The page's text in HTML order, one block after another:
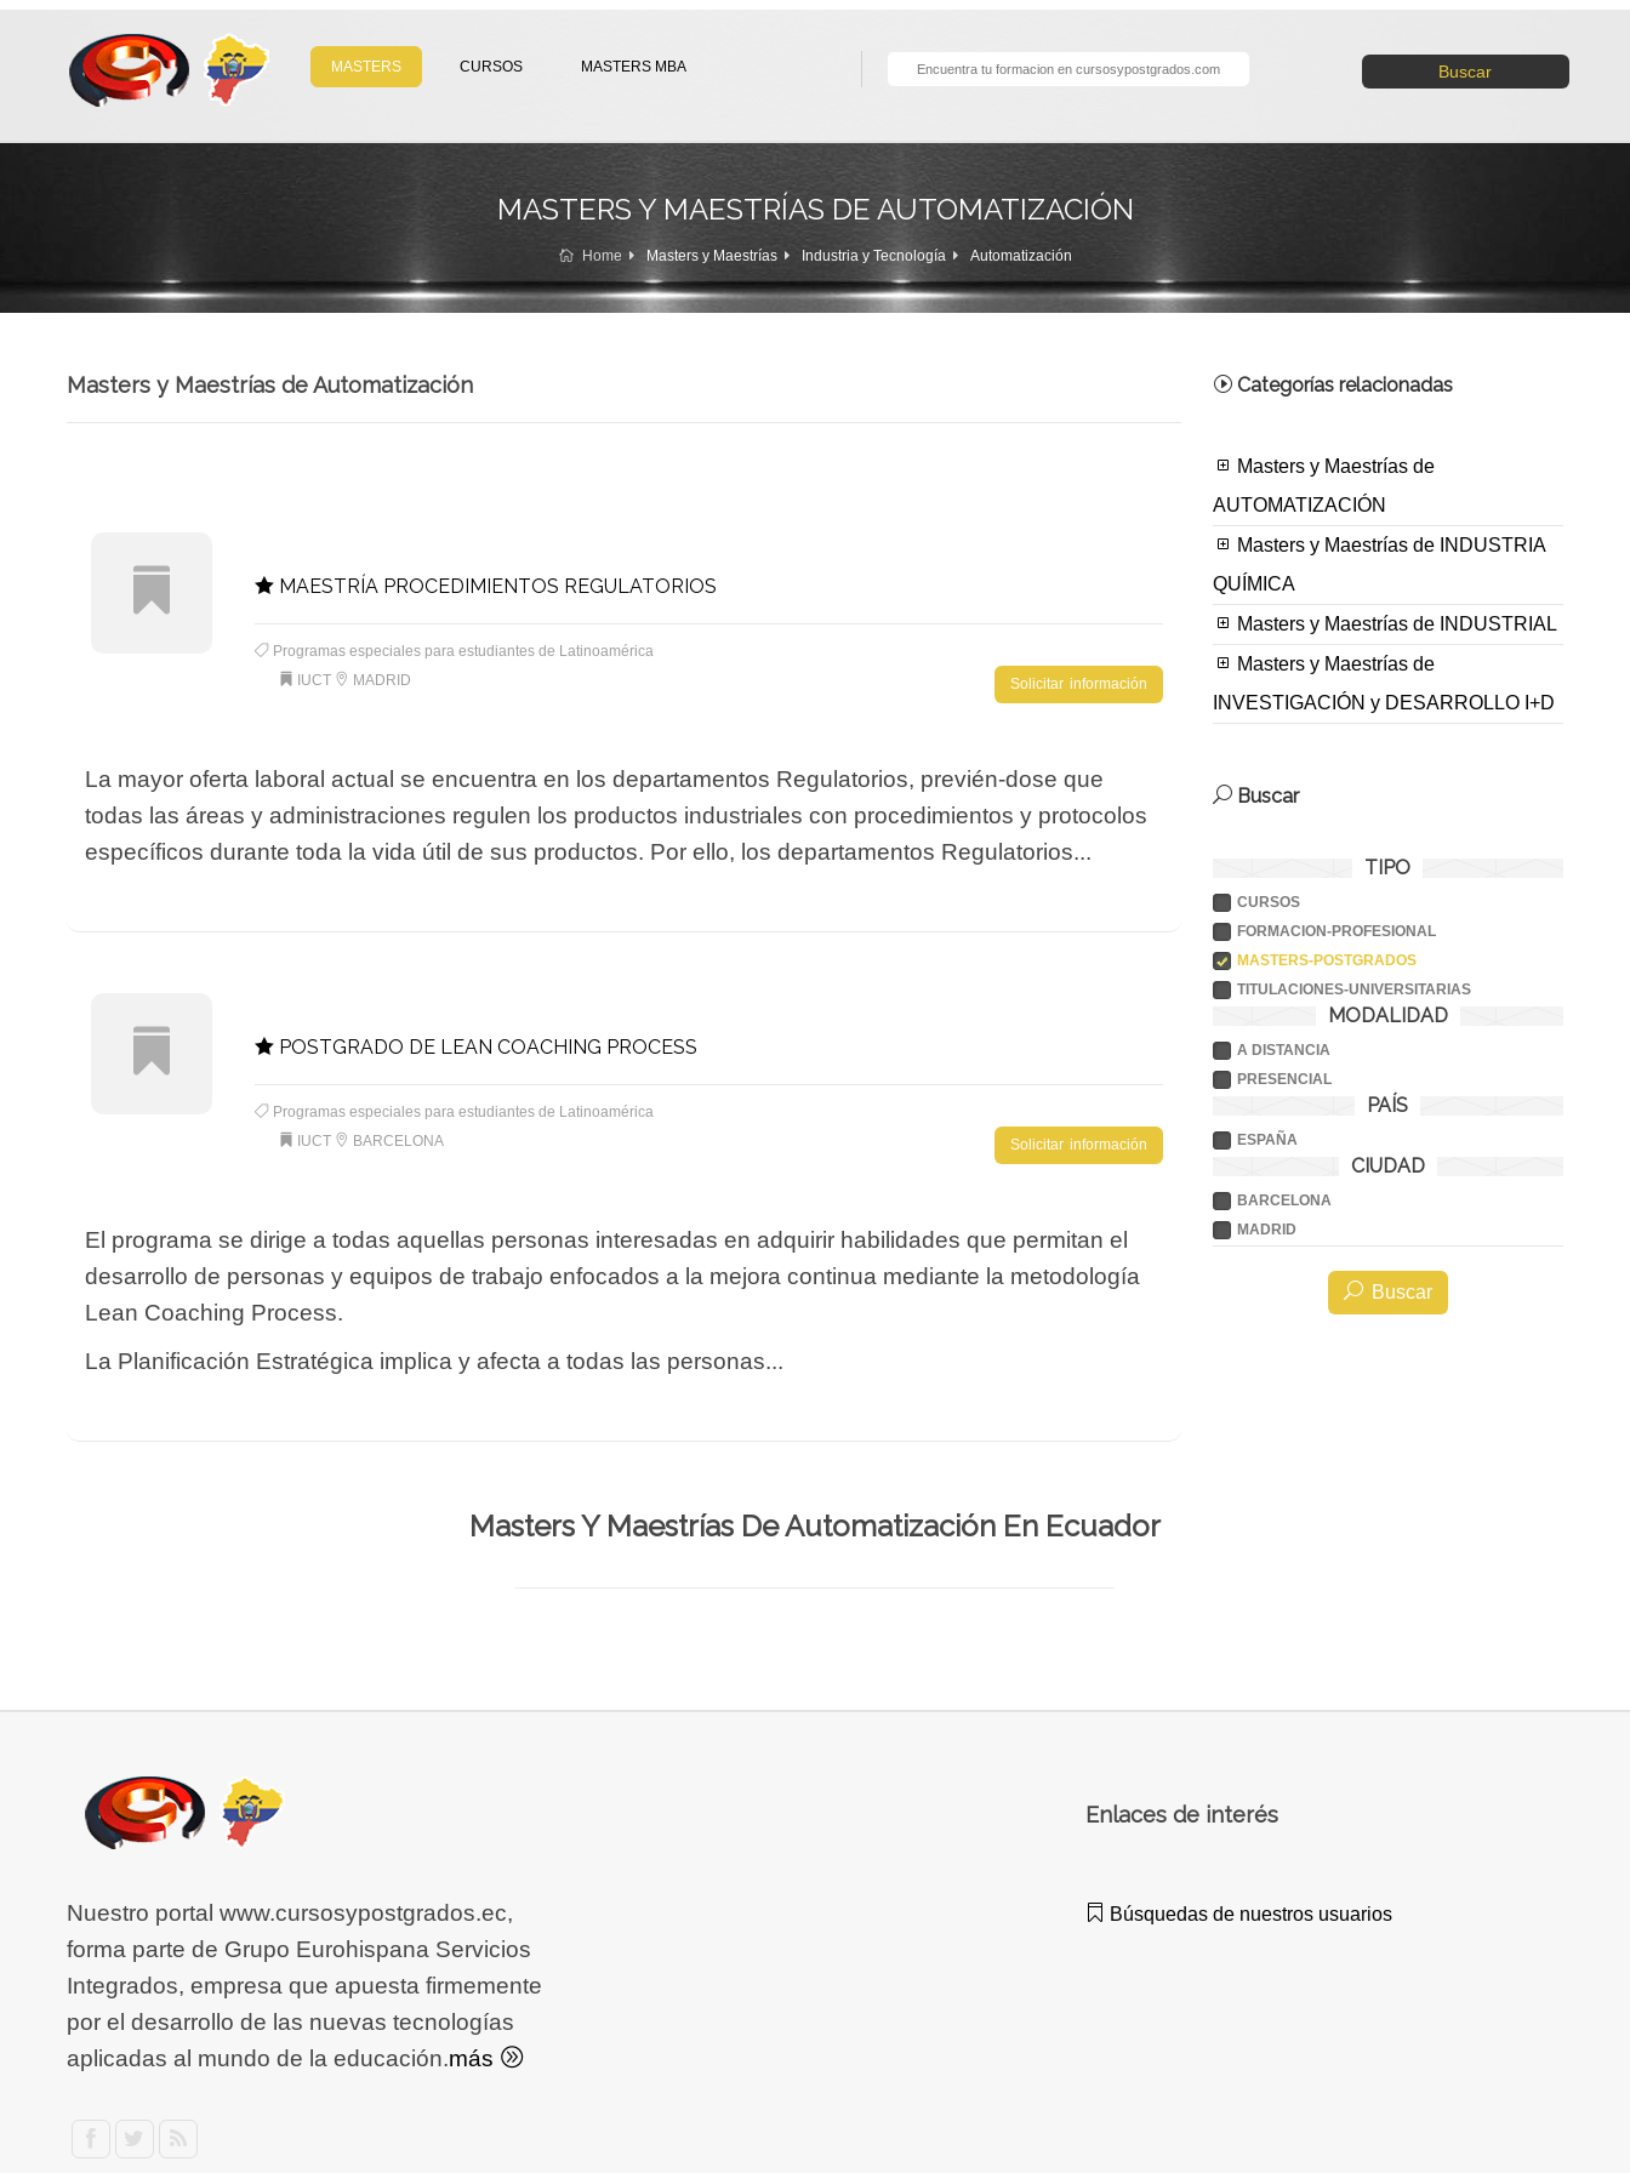
Buscar
MASTERS CURSOS MASTERS MBA
MASTERS Y MAESTRÍAS DE AUTOMATIZACIÓN
Home Masters y Maestrías Industria y Tecnología Automatización
Masters y Maestrías de Automatización
MAESTRÍA PROCEDIMIENTOS REGULATORIOS
Programas especiales para estudiantes de Latinoamérica
IUCT
MADRID Solicitar información
La mayor oferta laboral actual se encuentra en los departamentos Regulatorios, previén-dose que
todas las áreas y administraciones regulen los productos industriales con procedimientos y protocolos
específicos durante toda la vida útil de sus productos. Por ello, los departamentos Regulatorios...
POSTGRADO DE LEAN COACHING PROCESS
Programas especiales para estudiantes de Latinoamérica
IUCT
BARCELONA Solicitar información
El programa se dirige a todas aquellas personas interesadas en adquirir habilidades que permitan el
desarrollo de personas y equipos de trabajo enfocados a la mejora continua mediante la metodología
Lean Coaching Process.
La Planificación Estratégica implica y afecta a todas las personas...
Categorías relacionadas
Masters y Maestrías de
AUTOMATIZACIÓN
Masters y Maestrías de INDUSTRIA
QUÍMICA
Masters y Maestrías de INDUSTRIAL
Masters y Maestrías de
INVESTIGACIÓN y DESARROLLO I+D
Buscar
TIPO
CURSOS
FORMACION-PROFESIONAL
MASTERS-POSTGRADOS
TITULACIONES-UNIVERSITARIAS
MODALIDAD
A DISTANCIA
PRESENCIAL
PAÍS
ESPAÑA
CIUDAD
BARCELONA
MADRID
Buscar
Masters Y Maestrías De Automatización En Ecuador
Nuestro portal www.cursosypostgrados.ec,
forma parte de Grupo Eurohispana Servicios
Integrados, empresa que apuesta firmemente
por el desarrollo de las nuevas tecnologías
aplicadas al mundo de la educación.más
Enlaces de interés
Búsquedas de nuestros usuarios